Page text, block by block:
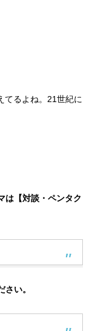
てるよね。21世紀に
は【対談・ペンタク
い。